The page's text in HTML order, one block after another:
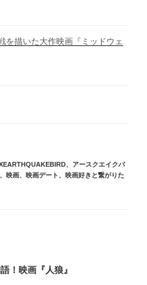
を描いた大作映画『ミッドウェ
、
アースクエイクバ
、 映画、 映画デート 、 映画好きと繋がりた
！映画『人狼』